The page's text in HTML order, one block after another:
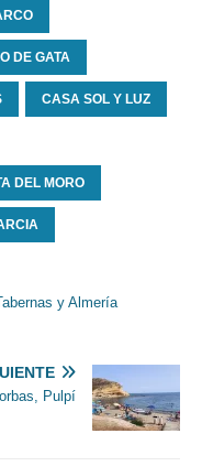
DE GATA
CASA SOL Y LUZ
DEL MORO
y Almería
Pulpí